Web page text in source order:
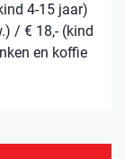
4-15 jaar)
/ € 18,- (kind
en koffie